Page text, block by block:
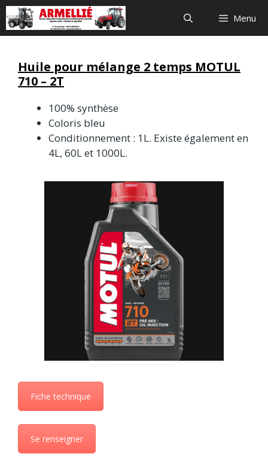
Aller
au
contenu
Menu
Huile pour mélange 2 temps MOTUL
710 – 2T
100% synthèse
Coloris bleu
Conditionnement : 1L. Existe également en
4L, 60L et 1000L.
Fiche technique
Se renseigner